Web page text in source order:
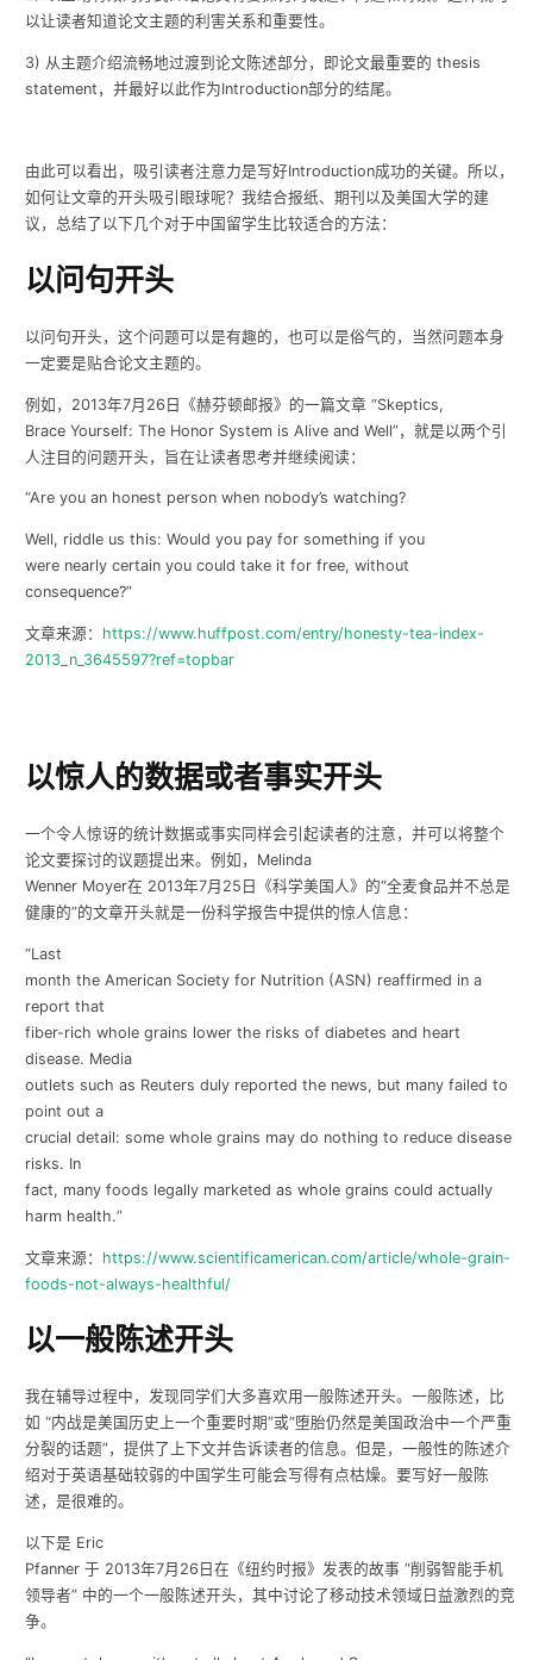
以让读者知道论文主题的利害关系和重要性。
3) 从主题介绍流畅地过渡到论文陈述部分，即论文最重要的 thesis
statement ，并最好以此作为Introduction部分的结尾。
由此可以看出，吸引读者注意力是写好Introduction成功的关键。所以，
如何让文章的开头吸引眼球呢？我结合报纸、期刊以及美国大学的建
议，总结了以下几个对于中国留学生比较适合的方法：
以问句开头
以问句开头，这个问题可以是有趣的，也可以是俗气的，当然问题本身
一定要是贴合论文主题的。
例如， 2013年7月 26 日《赫芬顿邮报》的一篇文章 “Skeptics,
Brace Yourself: The Honor System is Alive and Well”，就是以两个引
人注目的问题开头，旨在让读者思考并继续阅读：
“Are you an honest person when nobody’s watching?
Well, riddle us this: Would you pay for something if you
were nearly certain you could take it for free, without
consequence?”
文章来源： https://www.huffpost.com/entry/honesty-tea-index-
2013_n_3645597?ref=topbar
以惊人的数据或者事实开头
一个令人惊讶的统计数据或事实同样会引起读者的注意，并可以将整个
论文要探讨的议题提出来。例如， Melinda
Wenner Moyer在 2013年7月 25 日《科学美国人》的“全麦食品并不总是
健康的”的文章开头就是一份科学报告中提供的惊人信息：
“Last
month the American Society for Nutrition (ASN) reaffirmed in a
report that
fiber-rich whole grains lower the risks of diabetes and heart
disease. Media
outlets such as Reuters duly reported the news, but many failed to
point out a
crucial detail: some whole grains may do nothing to reduce disease
risks. In
fact, many foods legally marketed as whole grains could actually
harm health.”
文章来源： https://www.scientificamerican.com/article/whole-grain-
foods-not-always-healthful/
以一般陈述开头
我在辅导过程中，发现同学们大多喜欢用一般陈述开头。一般陈述，比
如 “内战是美国历史上一个重要时期”或“堕胎仍然是美国政治中一个严重
分裂的话题”，提供了上下文并告诉读者的信息。但是，一般性的陈述介
绍对于英语基础较弱的中国学生可能会写得有点枯燥。要写好一般陈
述，是很难的。
以下是 Eric
Pfanner 于 2013年7月 26 日在《纽约时报》发表的故事 “削弱智能手机
领导者” 中的一个一般陈述开头，其中讨论了移动技术领域日益激烈的竞
争。